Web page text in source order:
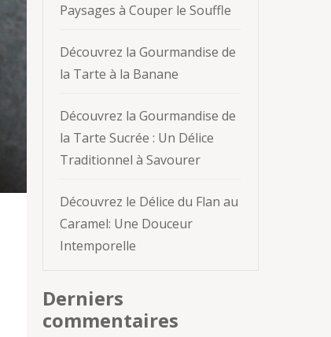
Paysages à Couper le Souffle
Découvrez la Gourmandise de
la Tarte à la Banane
Découvrez la Gourmandise de
la Tarte Sucrée : Un Délice
Traditionnel à Savourer
Découvrez le Délice du Flan au
Caramel: Une Douceur
Intemporelle
Derniers
commentaires